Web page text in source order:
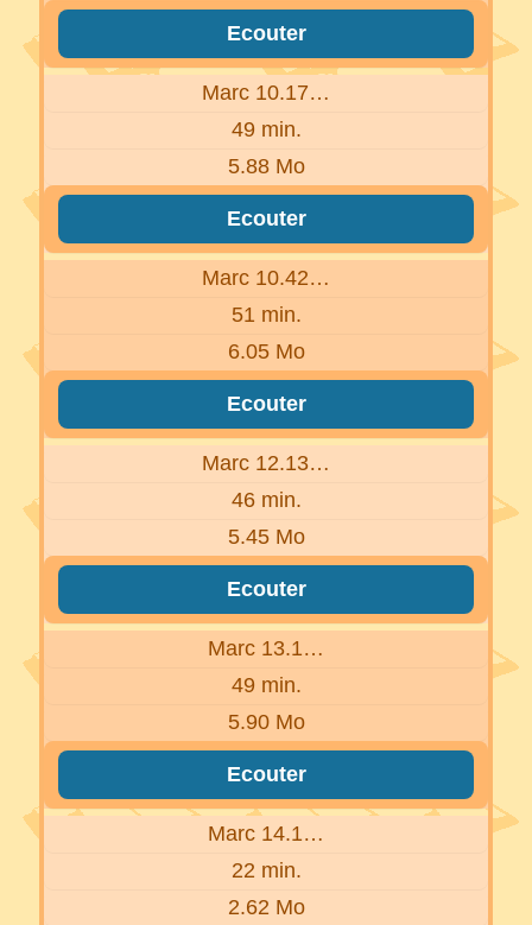
Ecouter
Marc 10.17…
49 min.
5.88 Mo
Ecouter
Marc 10.42…
51 min.
6.05 Mo
Ecouter
Marc 12.13…
46 min.
5.45 Mo
Ecouter
Marc 13.1…
49 min.
5.90 Mo
Ecouter
Marc 14.1…
22 min.
2.62 Mo